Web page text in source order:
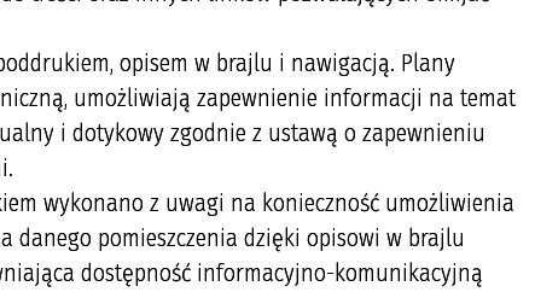
opisem w brajlu i nawigacją. Plany
umożliwiają zapewnienie informacji na temat
i dotykowy zgodnie z ustawą o zapewnieniu
wykonano z uwagi na konieczność umożliwienia
danego pomieszczenia dzięki opisowi w brajlu
dostępność informacyjno-komunikacyjną